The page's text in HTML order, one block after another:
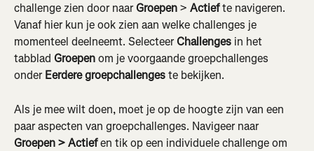
challenge zien door naar Groepen > Actief te navigeren.
Vanaf hier kun je ook zien aan welke challenges je
momenteel deelneemt. Selecteer Challenges in het
tabblad Groepen om je voorgaande groepchallenges
onder Eerdere groepchallenges te bekijken.
Als je mee wilt doen, moet je op de hoogte zijn van een
paar aspecten van groepchallenges. Navigeer naar
Groepen > Actief en tik op een individuele challenge om